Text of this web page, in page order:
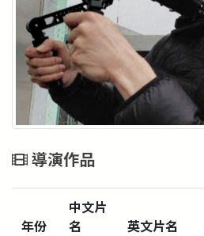
導演作品
年份
中文片
名
英文片名